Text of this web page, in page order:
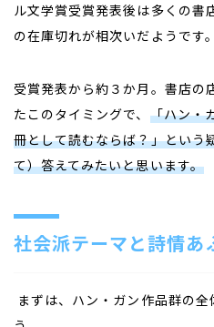
ル文学賞受賞発表後は多くの書
の在庫切れが相次いだようです。
受賞発表から約３か月。書店の
たこのタイミングで、 「ハン・
冊として読むならば？」という
て）答えてみたいと思います。
社会派テーマと詩情あ
まずは、ハン・ガン作品群の